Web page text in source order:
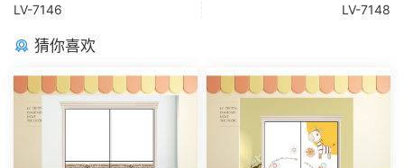
LV-7146 LV-7148
猜你喜欢